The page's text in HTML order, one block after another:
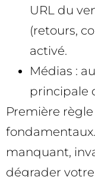
URL du
(retours,
activé.
Médias :
principale
Première règle
manquant,
dégrader